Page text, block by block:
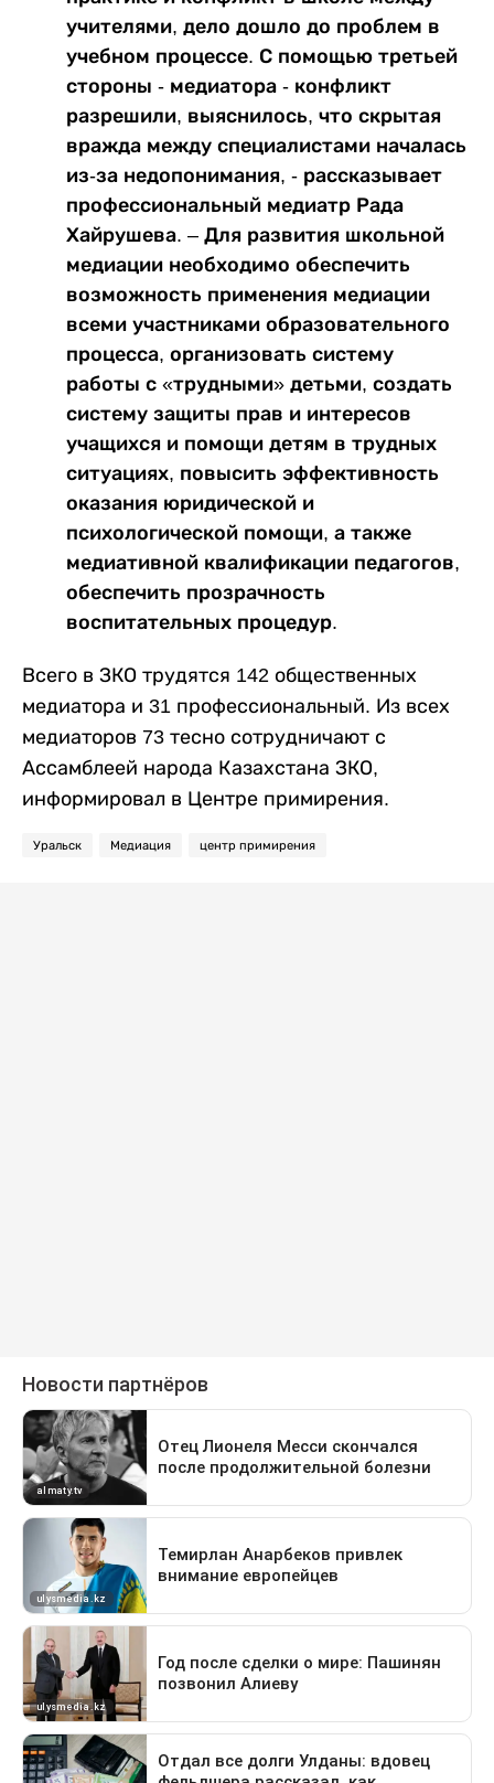
учителями, дело дошло до проблем в
учебном процессе. С помощью третьей
стороны - медиатора - конфликт
разрешили, выяснилось, что скрытая
вражда между специалистами началась
из-за недопонимания, - рассказывает
профессиональный медиатр Рада
Хайрушева. – Для развития школьной
медиации необходимо обеспечить
возможность применения медиации
всеми участниками образовательного
процесса, организовать систему
работы с «трудными» детьми, создать
систему защиты прав и интересов
учащихся и помощи детям в трудных
ситуациях, повысить эффективность
оказания юридической и
психологической помощи, а также
медиативной квалификации педагогов,
обеспечить прозрачность
воспитательных процедур.
Всего в ЗКО трудятся 142 общественных
медиатора и 31 профессиональный. Из всех
медиаторов 73 тесно сотрудничают с
Ассамблеей народа Казахстана ЗКО,
информировал в Центре примирения.
Уральск Медиация центр примирения